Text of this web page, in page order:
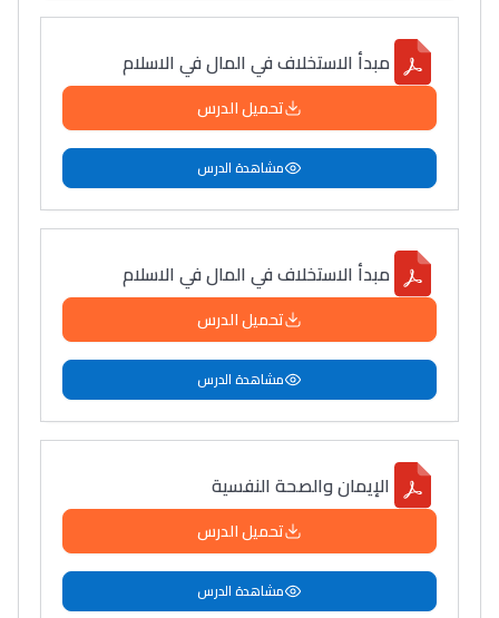
مبدأ الاستخلاف في المال في الاسلام
تحميل الدرس
مشاهدة الدرس
مبدأ الاستخلاف في المال في الاسلام
تحميل الدرس
مشاهدة الدرس
الإيمان والصحة النفسية
تحميل الدرس
مشاهدة الدرس